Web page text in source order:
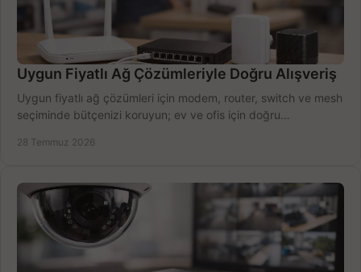
Uygun Fiyatlı Ağ Çözümleriyle Doğru Alışveriş
Uygun fiyatlı ağ çözümleri için modem, router, switch ve mesh
seçiminde bütçenizi koruyun; ev ve ofis için doğru
28 Temmuz 2026